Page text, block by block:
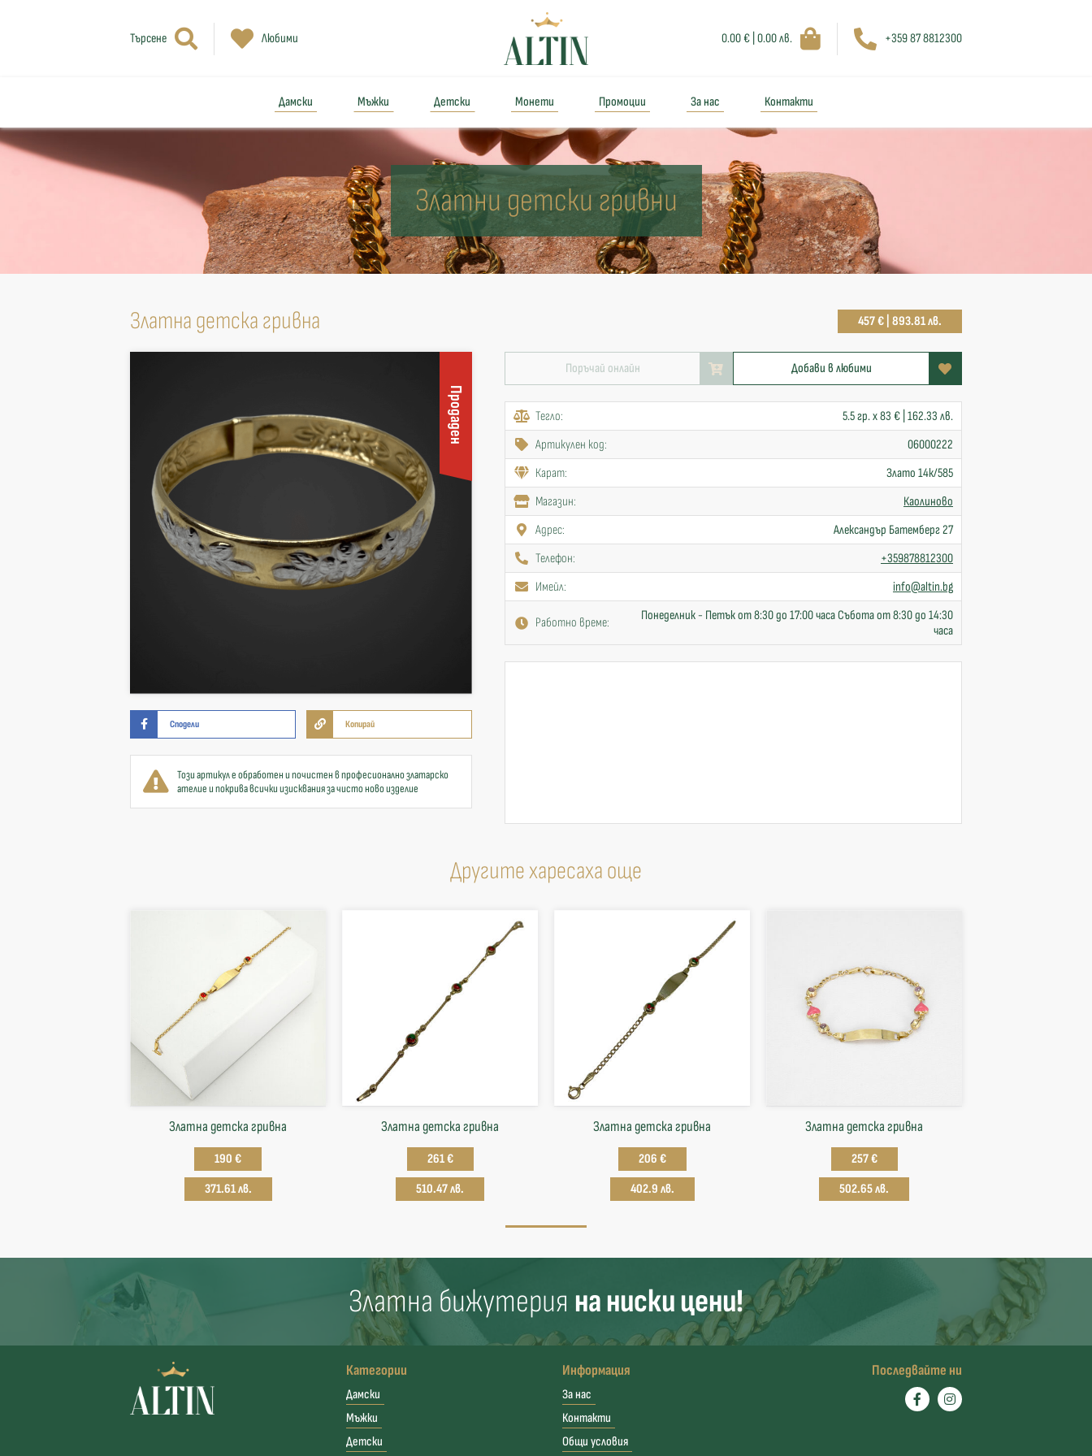
Търсене Любими 0.00 € | 0.00 лв. +359 87 8812300
Дамски Мъжки Детски Монети Промоции За нас Контакти
Златни детски гривни
Златна детска гривна 457 € | 893.81 лв.
Продаден
Сподели Копирай
Този артикул е обработен и почистен в професионално златарско
ателие и покрива всички изисквания за чисто ново изделие
Поръчай онлайн Добави в любими
Тегло:
5.5 гр. x 83 € | 162.33 лв.
Артикулен код:
06000222
Карат:
Злато 14к/585
Mагазин:
Каолиново
Адрес:
Александър Батемберг 27
Телефон:
+359878812300
Имейл:
info@altin.bg
Работно време:
Понеделник - Петък от 8:30 до 17:00 часа Събота от 8:30 до 14:30
часа
Другите харесаха още
Златна детска гривна
190 €
371.61 лв.
Златна детска гривна
261 €
510.47 лв.
Златна детска гривна
206 €
402.9 лв.
Златна детска гривна
257 €
502.65 лв.
Златна бижутерия на ниски цени!
Категории
Дамски
Мъжки
Детски
Информация
За нас
Контакти
Общи условия
Последвайте ни